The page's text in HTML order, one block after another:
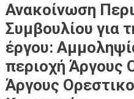
Ανακοίνωση
Συμβουλίου για
έργου:
περιοχή Άργους
Άργους